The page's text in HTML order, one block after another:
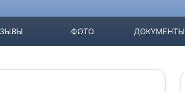
ФОТО ДОКУМЕНТЫ